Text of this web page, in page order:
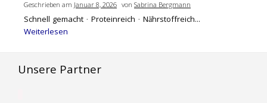
Geschrieben amJanuar 8, 2026 von Sabrina Bergmann
Schnell gemacht · Proteinreich · Nährstoffreich...
Weiterlesen
Unsere Partner